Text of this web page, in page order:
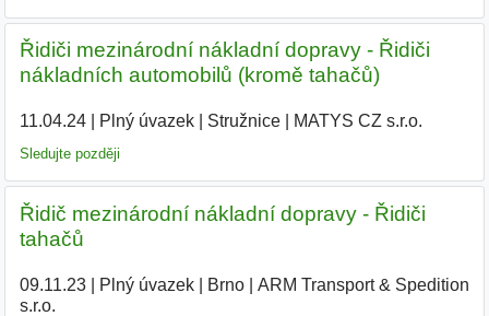
Řidiči mezinárodní nákladní dopravy - Řidiči
nákladních automobilů (kromě tahačů)
11.04.24| Plný úvazek| Stružnice| MATYS CZ s.r.o.
Sledujte později
Řidič mezinárodní nákladní dopravy - Řidiči
tahačů
09.11.23| Plný úvazek| Brno|
ARM Transport & Spedition
s.r.o.